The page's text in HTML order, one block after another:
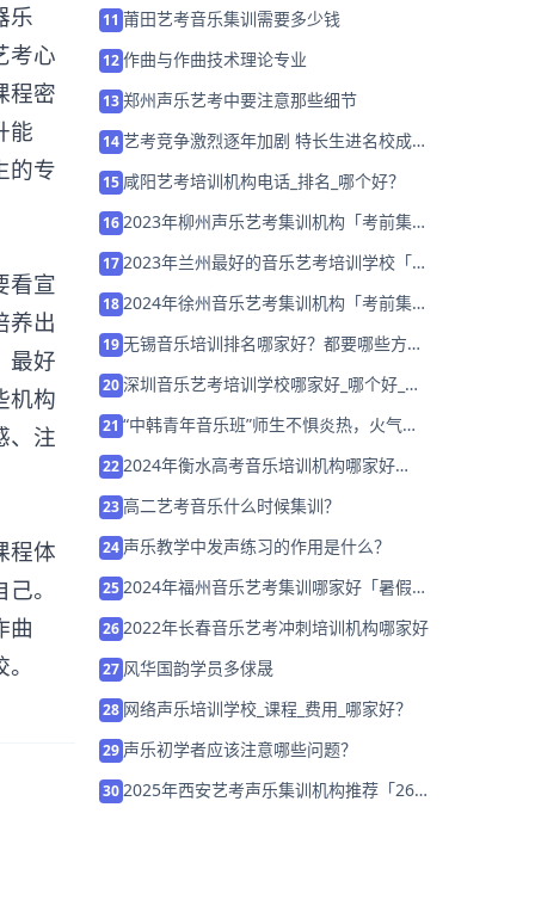
乐
考心
程密
能
的专
看宣
养出
最好
机构
、注
程体
。
曲
11 莆田艺考音乐集训需要多少钱
12作曲与作曲技术理论专业
13郑州声乐艺考中要注意那些细节
14艺考竞争激烈逐年加剧 特长生进名校成新
15 咸阳艺考培训机构电话_排名_哪个好？
162023年柳州声乐艺考集训机构「考前集训
172023年兰州最好的音乐艺考培训学校「考
182024年徐州音乐艺考集训机构「考前集训
19无锡音乐培训排名哪家好？都要哪些方面
20深圳音乐艺考培训学校哪家好_哪个好_学
21 “中韩青年音乐班”师生不惧炎热，火气全
222024年衡水高考音乐培训机构哪家好
23高二艺考音乐什么时候集训？
24 声乐教学中发声练习的作用是什么？
252024年福州音乐艺考集训哪家好「暑假集
262022年长春音乐艺考冲刺培训机构哪家好
27 风华国韵学员多俅晟
28 网络声乐培训学校_课程_费用_哪家好？
29 声乐初学者应该注意哪些问题？
302025年西安艺考声乐集训机构推荐「26